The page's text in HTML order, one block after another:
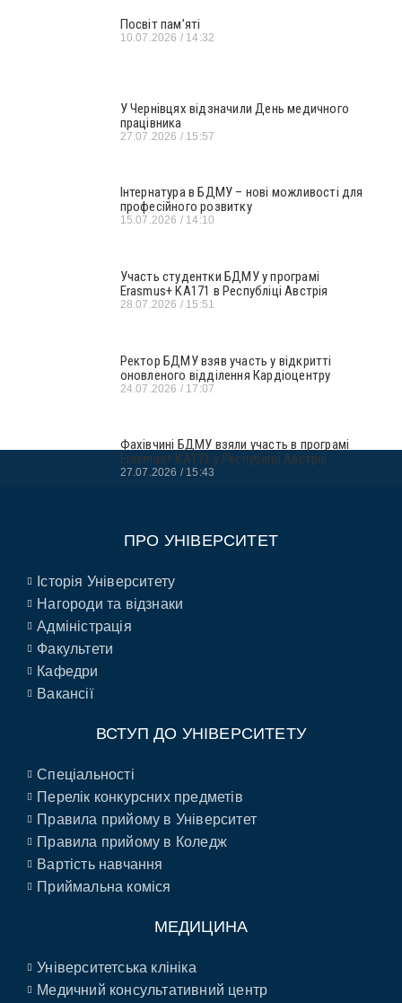
Посвіт пам’яті
10.07.2026 14:32
У Чернівцях відзначили День медичного
працівника
27.07.2026 15:57
Інтернатура в БДМУ – нові можливості для
професійного розвитку
15.07.2026 14:10
Участь студентки БДМУ у програмі
Erasmus+ KA171 в Республіці Австрія
28.07.2026 15:51
Ректор БДМУ взяв участь у відкритті
оновленого відділення Кардіоцентру
24.07.2026 17:07
Фахівчині БДМУ взяли участь в програмі
Erasmus+ KA171 у Республіці Австрія
27.07.2026 15:43
ПРО УНІВЕРСИТЕТ
Історія Університету
Нагороди та відзнаки
Адміністрація
Факультети
Кафедри
Вакансії
ВСТУП ДО УНІВЕРСИТЕТУ
Спеціальності
Перелік конкурсних предметів
Правила прийому в Університет
Правила прийому в Коледж
Вартість навчання
Приймальна коміся
МЕДИЦИНА
Університетська клініка
Медичний консультативний центр